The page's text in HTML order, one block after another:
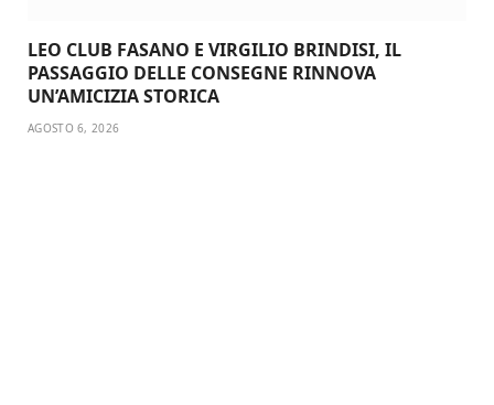
LEO CLUB FASANO E VIRGILIO BRINDISI, IL
PASSAGGIO DELLE CONSEGNE RINNOVA
UN’AMICIZIA STORICA
AGOSTO 6, 2026